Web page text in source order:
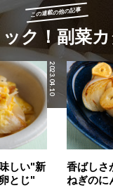
この連載の他の記事
ク！副菜
2023.04.10
しい"新
とじ"
香ばしさ
ねぎのに